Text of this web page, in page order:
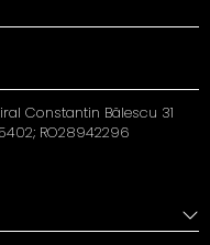
Constantin Bălescu 31
RO28942296